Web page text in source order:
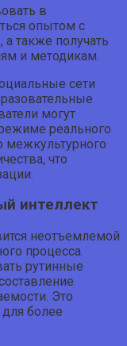
в
опытом с
а также получать
и методикам.
сети
могут
реального
межкультурного
что
интеллект
неотъемлемой
процесса.
рутинные
Это
более